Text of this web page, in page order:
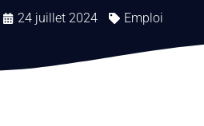
24 juillet 2024 Emploi